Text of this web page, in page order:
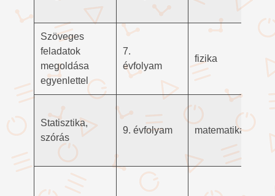
Szöveges
feladatok
megoldása
egyenlettel
7.
évfolyam
fizika
Statisztika,
szórás
9. évfolyam matematika